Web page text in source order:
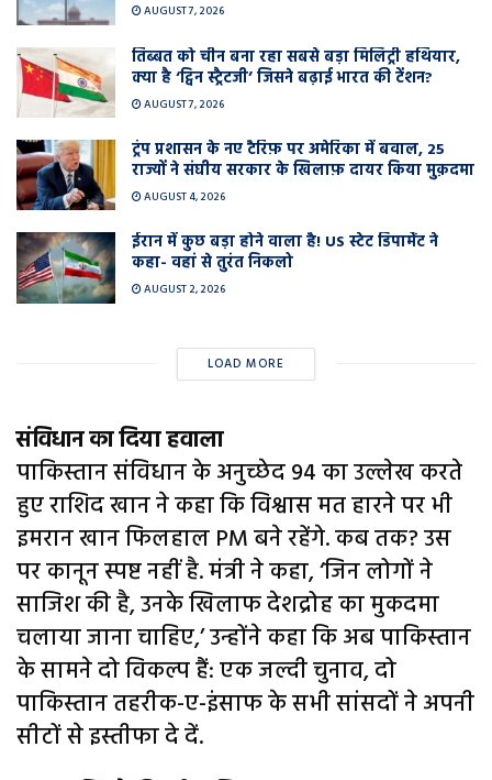
AUGUST 7, 2026
तिब्बत को चीन बना रहा सबसे बड़ा मिलिट्री हथियार,
क्या है ‘ट्विन स्ट्रैटजी’ जिसने बढ़ाई भारत की टेंशन?
AUGUST 7, 2026
ट्रंप प्रशासन के नए टैरिफ़ पर अमेरिका में बवाल, 25
राज्यों ने संघीय सरकार के खिलाफ़ दायर किया मुक़दमा
AUGUST 4, 2026
ईरान में कुछ बड़ा होने वाला है! US स्टेट डिपार्मेंट ने
कहा- वहां से तुरंत निकलो
AUGUST 2, 2026
LOAD MORE
संविधान का दिया हवाला
पाकिस्तान संविधान के अनुच्छेद 94 का उल्लेख करते
हुए राशिद खान ने कहा कि विश्वास मत हारने पर भी
इमरान खान फिलहाल PM बने रहेंगे. कब तक? उस
पर कानून स्पष्ट नहीं है. मंत्री ने कहा, ‘जिन लोगों ने
साजिश की है, उनके खिलाफ देशद्रोह का मुकदमा
चलाया जाना चाहिए,’ उन्होंने कहा कि अब पाकिस्तान
के सामने दो विकल्प हैं: एक जल्दी चुनाव, दो
पाकिस्तान तहरीक-ए-इंसाफ के सभी सांसदों ने अपनी
सीटों से इस्तीफा दे दें.